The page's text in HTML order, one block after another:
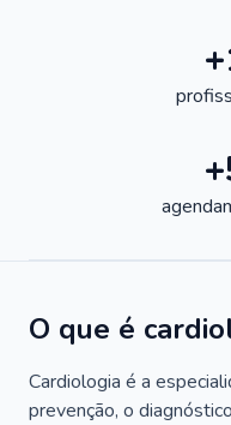
O que é
Cardiologia é a
prevenção, o